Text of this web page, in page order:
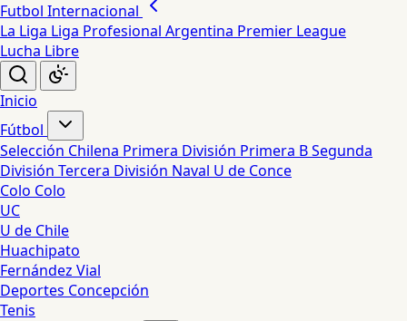
Futbol Internacional
La Liga Liga Profesional Argentina Premier League
Lucha Libre
Inicio
Fútbol
Selección Chilena Primera División Primera BSegunda
División Tercera División Naval U de Conce
Colo Colo
UC
U de Chile
Huachipato
Fernández Vial
Deportes Concepción
Tenis